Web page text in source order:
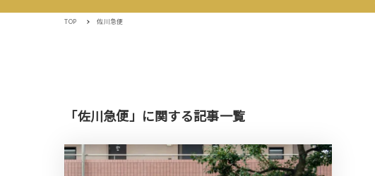
TOP 佐川急便
「佐川急便」に関する記事一覧